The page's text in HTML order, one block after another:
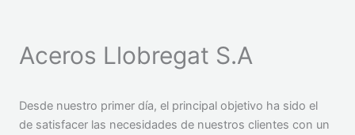
Aceros Llobregat S.A
Desde nuestro primer día, el principal objetivo ha sido el
de satisfacer las necesidades de nuestros clientes con un